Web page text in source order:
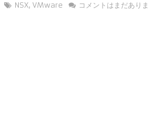
NSX, VMware
コメントはまだありま